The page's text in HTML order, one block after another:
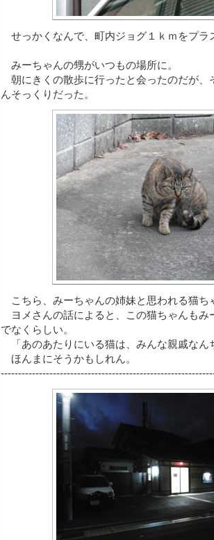
せっかくなんで、町内ジョグ１ｋｍをプラ
みーちゃんの甥がいつもの場所に。
朝にきくの散歩に行ったと会ったのだが、
んそっくりだった。
こちら、みーちゃんの姉妹と思われる猫ち
ヨメさんの話によると、この猫ちゃんもみ
でなくらしい。
「あのあたりにいる猫は、みんな親戚なん
ほんまにそうかもしれん。